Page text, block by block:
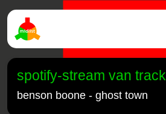
spotify-stream van track
benson boone - ghost town